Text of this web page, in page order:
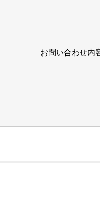
お問い合わせ内